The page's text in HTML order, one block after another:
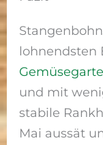
lohnendsten
und mit
stabile
Mai aussät